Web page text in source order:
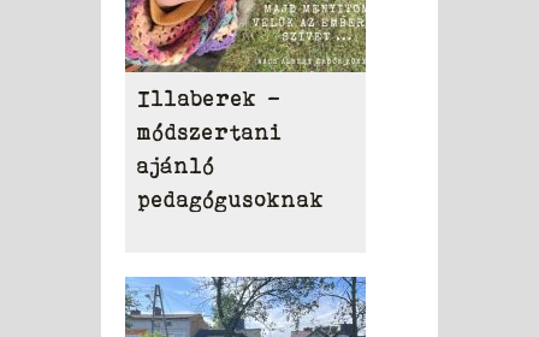
Illaberek -
módszertani
ajánló
pedagógusoknak